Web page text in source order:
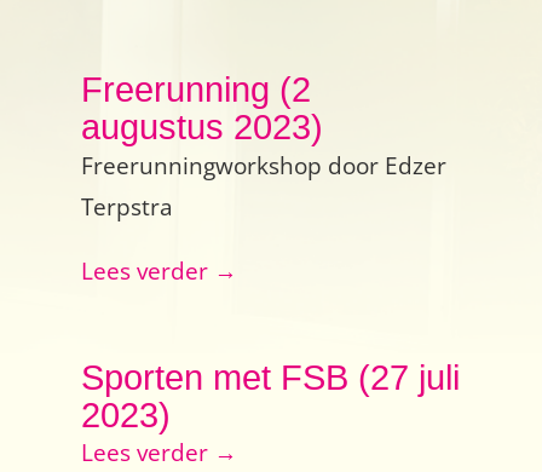
Freerunning (2
augustus 2023)
Freerunningworkshop door Edzer
Terpstra
Lees verder →
Sporten met FSB (27 juli
2023)
Lees verder →